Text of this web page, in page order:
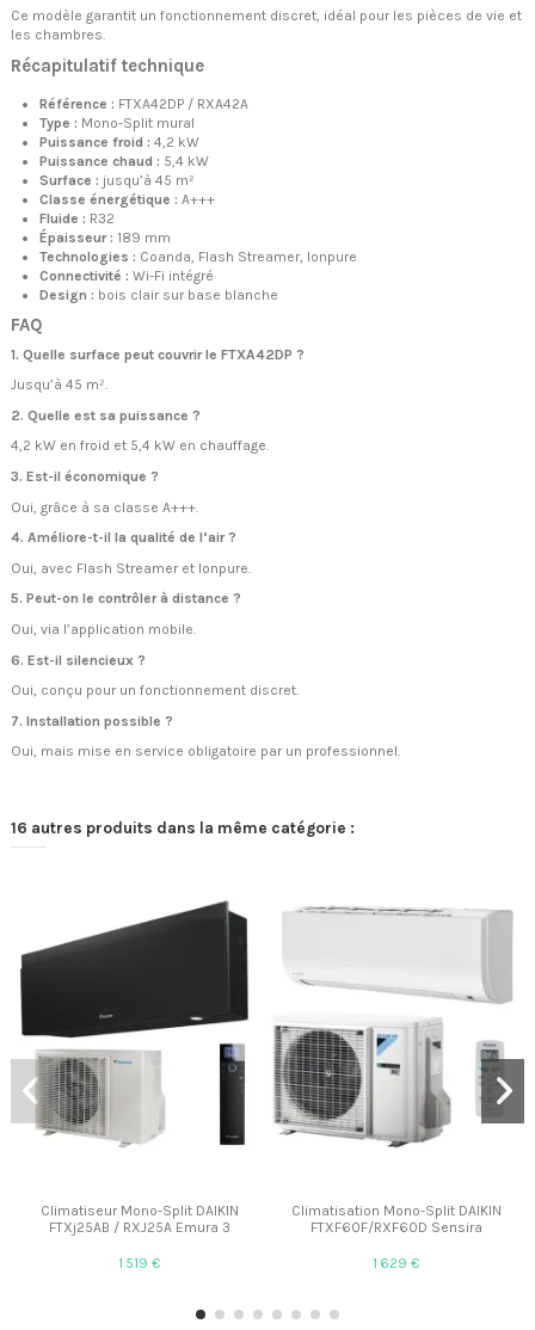
Ce modèle garantit un fonctionnement discret, idéal pour les pièces de vie et
les chambres.
Récapitulatif technique
Référence : FTXA42DP / RXA42A
Type : Mono-Split mural
Puissance froid : 4,2 kW
Puissance chaud : 5,4 kW
Surface : jusqu’à 45 m²
Classe énergétique : A+++
Fluide : R32
Épaisseur : 189 mm
Technologies : Coanda, Flash Streamer, Ionpure
Connectivité : Wi-Fi intégré
Design : bois clair sur base blanche
FAQ
1. Quelle surface peut couvrir le FTXA42DP ?
Jusqu’à 45 m².
2. Quelle est sa puissance ?
4,2 kW en froid et 5,4 kW en chauffage.
3. Est-il économique ?
Oui, grâce à sa classe A+++.
4. Améliore-t-il la qualité de l’air ?
Oui, avec Flash Streamer et Ionpure.
5. Peut-on le contrôler à distance ?
Oui, via l’application mobile.
6. Est-il silencieux ?
Oui, conçu pour un fonctionnement discret.
7. Installation possible ?
Oui, mais mise en service obligatoire par un professionnel.
16 autres produits dans la même catégorie :
Climatiseur Mono-Split DAIKIN
FTXj25AB / RXJ25A Emura 3
1 519 €
Climatisation Mono-Split DAIKIN
FTXF60F/RXF60D Sensira
1 629 €